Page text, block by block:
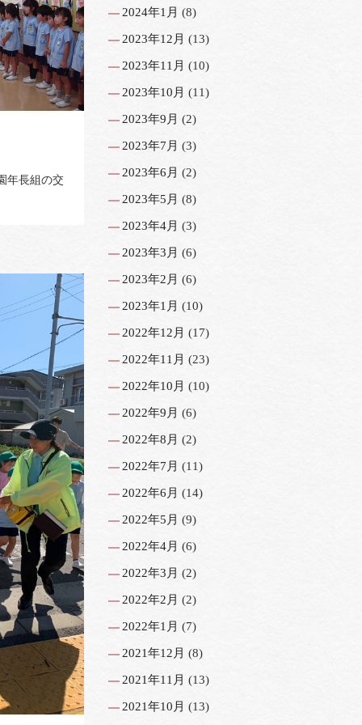
年長組の交
2024年1月 (8)
2023年12月 (13)
2023年11月 (10)
2023年10月 (11)
2023年9月 (2)
2023年7月 (3)
2023年6月 (2)
2023年5月 (8)
2023年4月 (3)
2023年3月 (6)
2023年2月 (6)
2023年1月 (10)
2022年12月 (17)
2022年11月 (23)
2022年10月 (10)
2022年9月 (6)
2022年8月 (2)
2022年7月 (11)
2022年6月 (14)
2022年5月 (9)
2022年4月 (6)
2022年3月 (2)
2022年2月 (2)
2022年1月 (7)
2021年12月 (8)
2021年11月 (13)
2021年10月 (13)